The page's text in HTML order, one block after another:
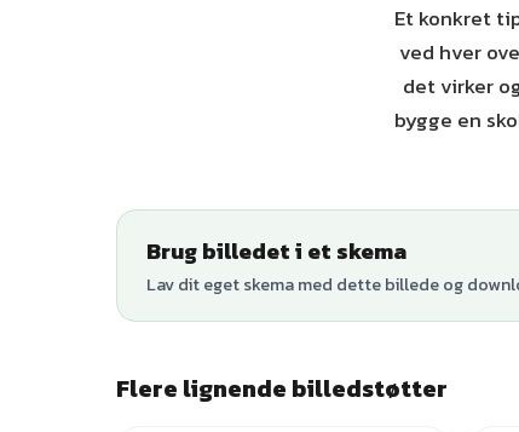
Et konkret
ved hver
det virker
bygge en
Brug billedet i et skema
Lav dit eget skema med dette billede og
Flere lignende billedstøtter